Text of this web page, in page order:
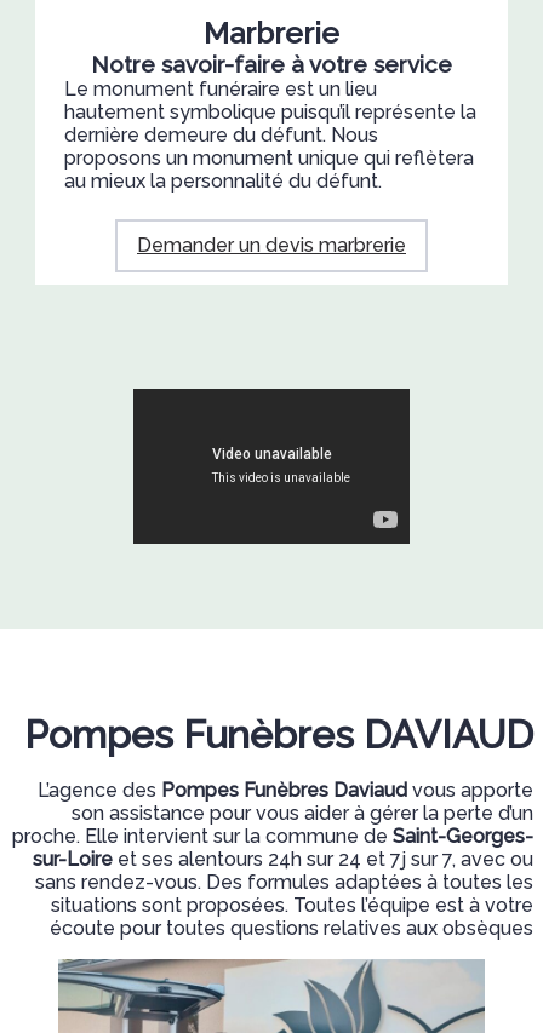
Marbrerie
Notre savoir-faire à votre service
Le monument funéraire est un lieu
hautement symbolique puisqu’il représente la
dernière demeure du défunt. Nous
proposons un monument unique qui reflètera
au mieux la personnalité du défunt.
Demander un devis marbrerie
Pompes Funèbres DAVIAUD
L’agence des Pompes Funèbres Daviaud vous apporte
son assistance pour vous aider à gérer la perte d’un
proche. Elle intervient sur la commune de Saint-Georges-
sur-Loire et ses alentours 24h sur 24 et 7j sur 7, avec ou
sans rendez-vous. Des formules adaptées à toutes les
situations sont proposées. Toutes l’équipe est à votre
écoute pour toutes questions relatives aux obsèques